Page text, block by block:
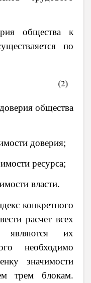
общества к
по
общества
доверия;
ресурса;
власти.
конкретного
расчет всех
являются их
необходимо
значимости
трем блокам.